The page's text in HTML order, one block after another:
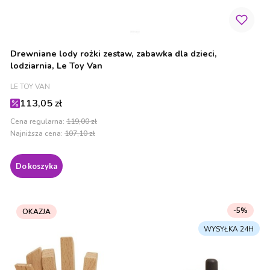
Drewniane lody rożki zestaw, zabawka dla dzieci,
lodziarnia, Le Toy Van
PRODUCENT
LE TOY VAN
Cena promocyjna
113,05 zł
Cena regularna: 119,00 zł
Najniższa cena: 107,10 zł
Do koszyka
OKAZJA -5%